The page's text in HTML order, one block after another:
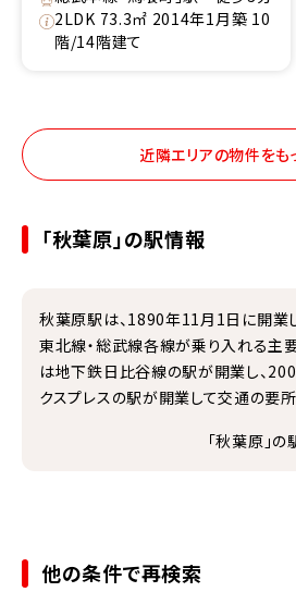
2LDK 73.3㎡ 2014年1月築 10
階/14階建て
近隣エリアの物件をも
「秋葉原」の駅情報
秋葉原駅は、1890年11月1日に開業
東北線・総武線各線が乗り入れる主
は地下鉄日比谷線の駅が開業し、
クスプレスの駅が開業して交通の要所
「秋葉原」
他の条件で再検索